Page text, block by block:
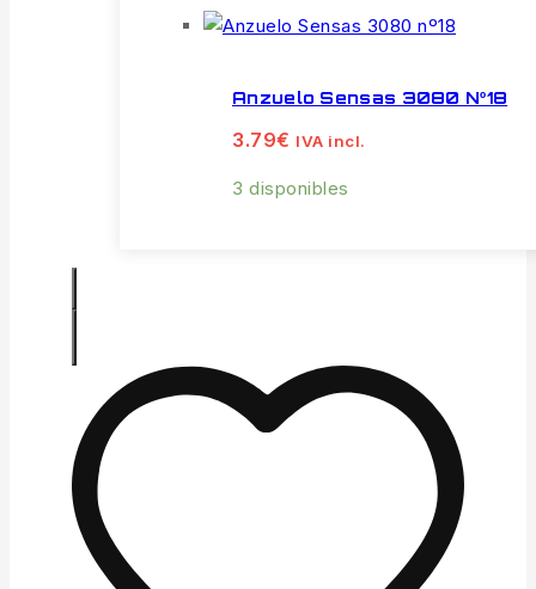
Anzuelo Sensas 3080 Nº18
3.79€ IVA incl.
3 disponibles